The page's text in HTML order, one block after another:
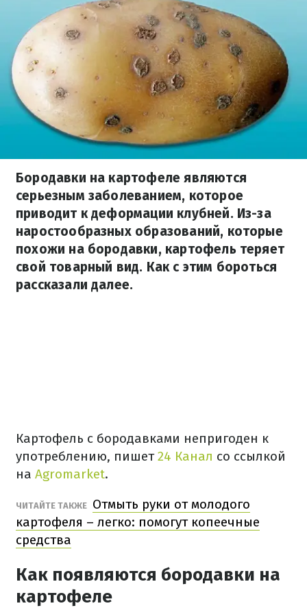
Бородавки на картофеле являются
серьезным заболеванием, которое
приводит к деформации клубней. Из-за
наростообразных образований, которые
похожи на бородавки, картофель теряет
свой товарный вид. Как с этим бороться
рассказали далее.
Картофель с бородавками непригоден к
употреблению, пишет24 Канал со ссылкой
на Agromarket.
ЧИТАЙТЕ ТАКЖЕ Отмыть руки от молодого
картофеля – легко: помогут копеечные
средства
Как появляются бородавки на
картофеле